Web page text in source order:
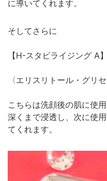
に導いてくれます。
そしてさらに
【H-スタビライジング A
〈エリスリトール・グリ
こちらは洗顔後の肌に使
深くまで浸透し、次に使
てくれます。